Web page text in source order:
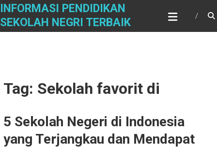
Skip
content
INFORMASI PENDIDIKAN
SEKOLAH NEGRI TERBAIK
Tag: Sekolah favorit di
5 Sekolah Negeri di Indonesia
yang Terjangkau dan Mendapat